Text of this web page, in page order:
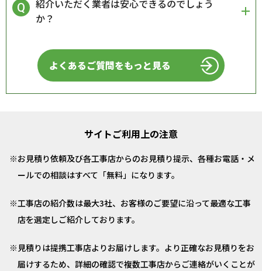
紹介いただく業者は安心できるのでしょう
か？
よくあるご質問をもっと見る
サイトご利用上の注意
お見積り依頼及び各工事店からのお見積り提示、各種お電話・メ
ールでの相談はすべて「無料」になります。
工事店の紹介数は最大3社、お客様のご要望に沿って最適な工事
店を選定しご紹介しております。
見積りは提携工事店よりお届けします。より正確なお見積りをお
届けするため、詳細の確認で複数工事店からご連絡がいくことが